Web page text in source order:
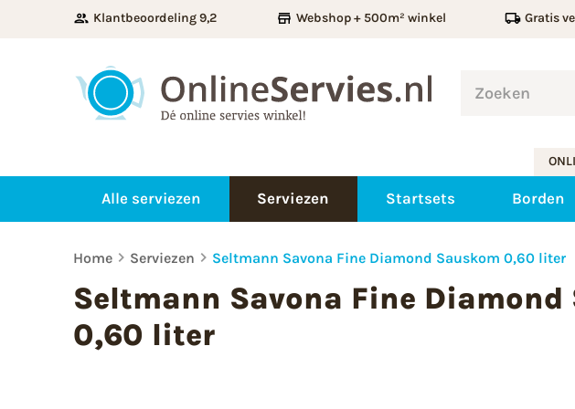
Klantbeoordeling 9,2 Webshop + 500m² winkel Gratis
Alle serviezen Serviezen Startsets Borden
Home Serviezen Seltmann Savona Fine Diamond Sauskom 0,60 liter
Seltmann Savona Fine Diamond
0,60 liter